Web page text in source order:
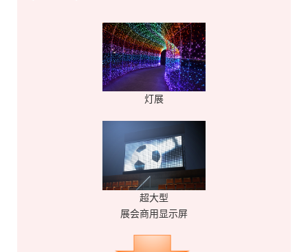
灯展
超大型
展会商用显示屏